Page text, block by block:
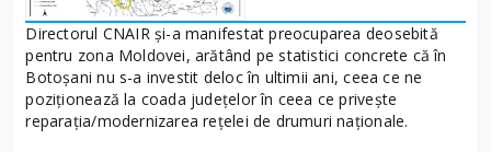
Directorul CNAIR și-a manifestat preocuparea deosebită
pentru zona Moldovei, arătând pe statistici concrete că în
Botoșani nu s-a investit deloc în ultimii ani, ceea ce ne
poziționează la coada județelor în ceea ce privește
reparația/modernizarea rețelei de drumuri naționale.